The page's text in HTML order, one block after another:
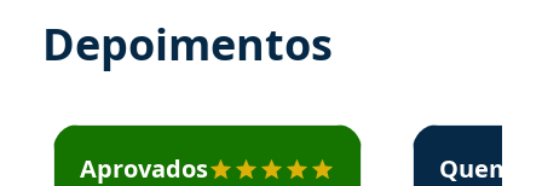
Depoimentos
Estudante José recomenda o Aprova Concursos em
Aprovados
Estudante
Quem